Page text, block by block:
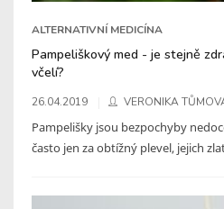
ALTERNATIVNÍ MEDICÍNA
Pampeliškový med - je stejně
včelí?
26.04.2019 VERONIKA
Pampelišky jsou bezpochyby
často jen za obtížný plevel, jejich